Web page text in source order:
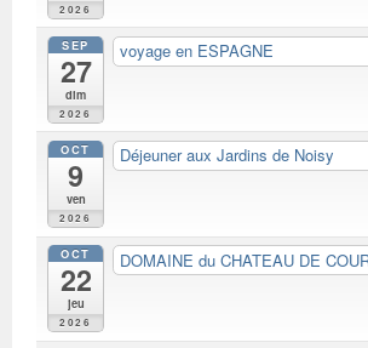
2026
SEP
27
dim
2026
voyage en ESPAGNE
OCT
9
ven
2026
Déjeuner aux Jardins de Noisy
OCT
22
jeu
2026
DOMAINE du CHATEAU DE